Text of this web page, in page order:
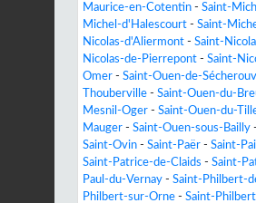
Maurice-en-Cotentin - Saint-
Michel-d'Halescourt - Saint-
Nicolas-d'Aliermont - Saint-
Nicolas-de-Pierrepont - Saint-
Omer - Saint-Ouen-de-
Thouberville - Saint-Ouen-du-
Mesnil-Oger - Saint-Ouen-du-
Mauger - Saint-Ouen-sous-Bailly -
Saint-Ovin - Saint-Paër - Saint-
Saint-Patrice-de-Claids - Saint-
Paul-du-Vernay - Saint-Philbert-
Philbert-sur-Orne - Saint-